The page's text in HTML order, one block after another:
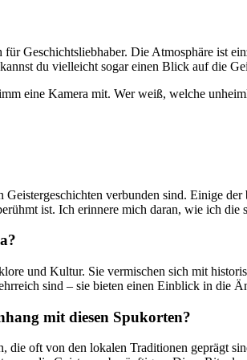
Geschichtsliebhaber. Die Atmosphäre ist
du vielleicht ​sogar einen Blick auf die⁤
eine ⁤Kamera⁤ mit. Wer⁢ weiß,⁣ welche
verbunden sind. Einige
ist. Ich‌ erinnere mich daran, wie ‍ich
und Kultur. ⁤Sie vermischen sich ⁢mit
‍sind ​– sie bieten einen Einblick in ​die‌
mit diesen‍ Spukorten?
oft von den lokalen Traditionen geprägt‌